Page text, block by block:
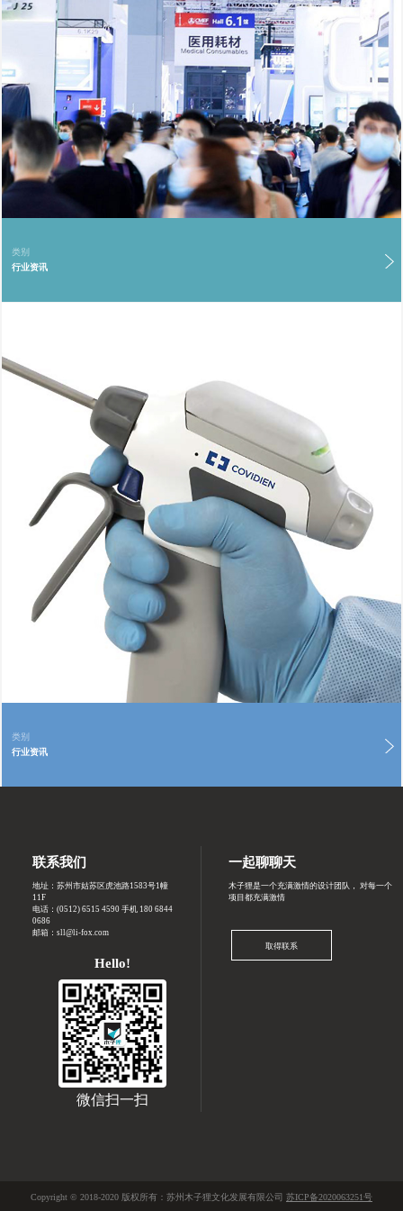
类别
行业资讯
类别
行业资讯
联系我们
地址：苏州市姑苏区虎池路1583号1幢
11F
电话：(0512) 6515 4590 手机 180 6844
0686
邮箱：sll@li-fox.com
一起聊聊天
木子狸是一个充满激情的设计团队， 对每一个
项目都充满激情
取得联系
Hello!
微信扫一扫
Copyright © 2018-2020 版权所有：苏州木子狸文化发展有限公司 苏ICP备2020063251号